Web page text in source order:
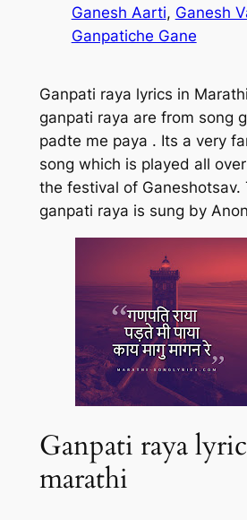
Ganesh Aarti, Ganesh
Ganpatiche Gane
Ganpati raya lyrics in
ganpati raya are from song
padte me paya . Its a very
song which is played all
the festival of Ganeshotsav.
ganpati raya is sung by
Ganpati raya
marathi